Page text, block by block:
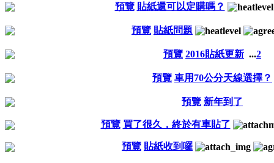
預覽 貼紙還可以定購嗎？
預覽 貼紙問題
預覽 2016貼紙更新 ...2
預覽 車用70公分天線選擇？
預覽 新年到了
預覽 買了很久，終於有車貼了
預覽 貼紙收到囉